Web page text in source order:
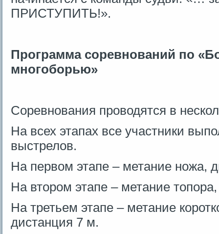
ПРИСТУПИТЬ!».
Программа соревнований по
многоборью»
Соревнования проводятся в
На всех этапах все участники
выстрелов.
На первом этапе – метание ножа,
На втором этапе – метание
На третьем этапе – метание
дистанция 7 м.